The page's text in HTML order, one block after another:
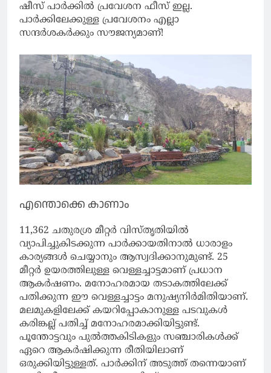
ഷീസ് പാർക്കിൽ പ്രവേശന ഫീസ് ഇല്ല.
പാർക്കിലേക്കുള്ള പ്രവേശനം എല്ലാ
സന്ദർശകർക്കും സൗജന്യമാണ്!
എന്തൊക്കെ കാണാം
11,362 ചതുരശ്ര മീറ്റർ വിസ്തൃതിയിൽ
വ്യാപിച്ചുകിടക്കുന്ന പാർക്കായതിനാൽ ധാരാളം
കാര്യങ്ങൾ ചെയ്യാനും ആസ്വദിക്കാനുമുണ്ട്. 25
മീറ്റർ ഉയരത്തിലുള്ള വെള്ളച്ചാട്ടമാണ് പ്രധാന
ആകർഷണം. മനോഹരമായ തടാകത്തിലേക്ക്
പതിക്കുന്ന ഈ വെള്ളച്ചാട്ടം മനുഷ്യനിർമിതിയാണ്.
മലമുകളിലേക്ക് കയറിപ്പോകാനുള്ള പടവുകൾ
കരിങ്കല്ല് പതിച്ച് മനോഹരമാക്കിയിട്ടുണ്ട്.
പൂന്തോട്ടവും പുൽത്തകിടികളും സഞ്ചാരികൾക്ക്
ഏറെ ആകർഷിക്കുന്ന രീതിയിലാണ്
ഒരുക്കിയിട്ടുള്ളത്. പാർക്കിന് അടുത്ത് തന്നെയാണ്